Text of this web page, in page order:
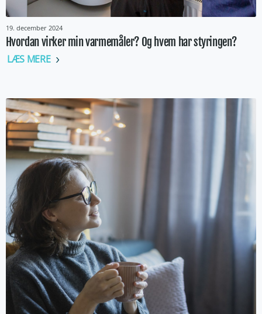
19. december 2024
Hvordan virker min varmemåler? Og hvem har styringen?
LÆS MERE